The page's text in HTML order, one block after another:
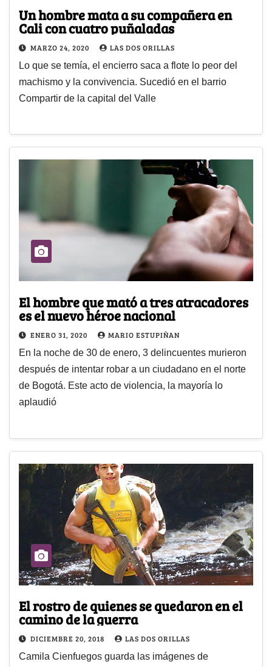
Un hombre mata a su compañera en
Cali con cuatro puñaladas
MARZO 24, 2020 LAS DOS ORILLAS
Lo que se temía, el encierro saca a flote lo peor del
machismo y la convivencia. Sucedió en el barrio
Compartir de la capital del Valle
El hombre que mató a tres atracadores
es el nuevo héroe nacional
ENERO 31, 2020 MARIO ESTUPIÑAN
En la noche de 30 de enero, 3 delincuentes murieron
después de intentar robar a un ciudadano en el norte
de Bogotá. Este acto de violencia, la mayoría lo
aplaudió
El rostro de quienes se quedaron en el
camino de la guerra
DICIEMBRE 20, 2018 LAS DOS ORILLAS
Camila Cienfuegos guarda las imágenes de